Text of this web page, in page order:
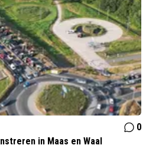
0
in Maas en Waal